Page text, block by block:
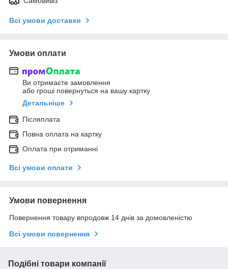
Всі умови доставки
Умови оплати
Ви отримаєте замовлення
або гроші повернуться на вашу картку
Детальніше
Післяплата
Повна оплата на картку
Оплата при отриманні
Всі умови оплати
Умови повернення
Повернення товару впродовж 14 днів за домовленістю
Всі умови повернення
Подібні товари компанії